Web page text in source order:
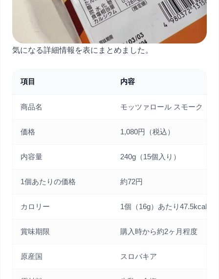
気になる詳細情報を表にまとめました。
項目 内容
商品名 モッツァロール スモーク
価格 1,080円（税込）
内容量 240g（15個入り）
1個あたりの価格 約72円
カロリー 1個（16g）あたり47.5kcal
賞味期限 購入時から約2ヶ月程度
原産国 スロバキア